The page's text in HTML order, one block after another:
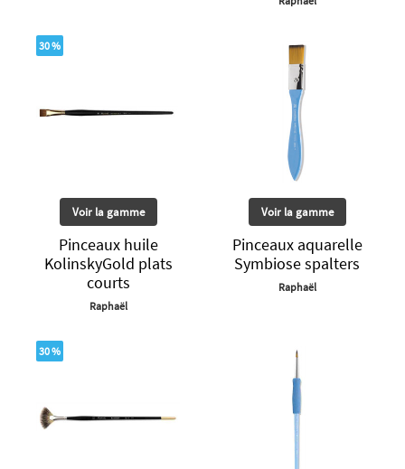
30 %
Voir la gamme
Pinceaux huile
KolinskyGold plats
courts
Raphaël
Voir la gamme
Pinceaux aquarelle
Symbiose spalters
Raphaël
30 %